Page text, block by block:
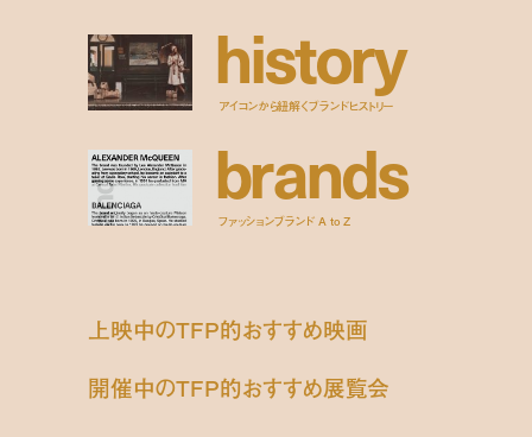
history
アイコンから紐解くブランドヒストリー
brands
ファッションブランド A to Z
上映中のTFP的おすすめ映画
開催中のTFP的おすすめ展覧会